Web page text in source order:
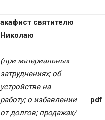
акафист святителю
Николаю
(при материальных
затруднениях;об
устройстве на
работу;о избавлении
от долгов; продажах/
pdf